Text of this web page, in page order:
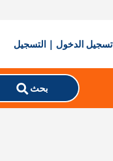
تسجيل الدخول | التسجيل
بحث